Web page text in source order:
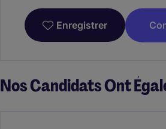
Enregistrer
Nos Candidats Ont